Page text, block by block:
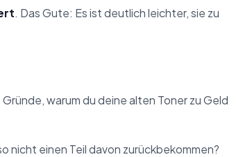
. Das Gute: Es ist deutlich leichter, sie zu
warum du deine alten Toner zu Geld
nicht einen Teil davon zurückbekommen?